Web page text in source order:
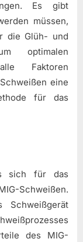
Es gibt
müssen,
die Glüh- und
optimalen
Faktoren
eine
für das
sich für das
Schweißen.
des MIG-